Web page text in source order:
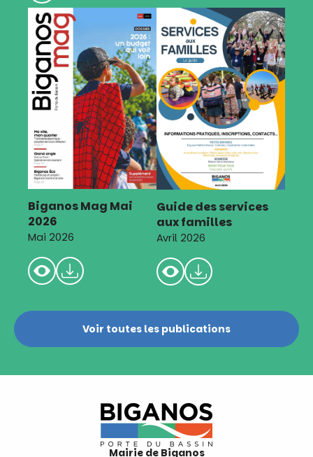
Biganos Mag Mai
2026
Mai 2026
Guide des services
aux familles
Avril 2026
Voir toutes les publications
Mairie de Biganos